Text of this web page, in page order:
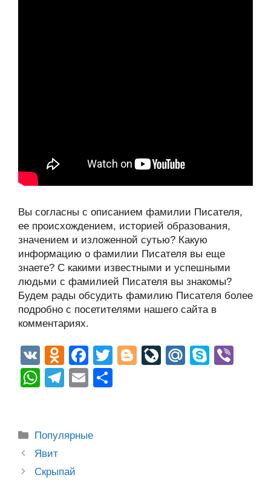
Вы согласны с описанием фамилии Писателя,
ее происхождением, историей образования,
значением и изложенной сутью? Какую
информацию о фамилии Писателя вы еще
знаете? С какими известными и успешными
людьми с фамилией Писателя вы знакомы?
Будем рады обсудить фамилию Писателя более
подробно с посетителями нашего сайта в
комментариях.
V
K
O
d
n
kl
ss
F
a
c
b
T
Bl
Li
M
S
W
s
A
p
T
gr
m
E
Рубрики
Популярные
Post
navigation
Явит
Скрыпай